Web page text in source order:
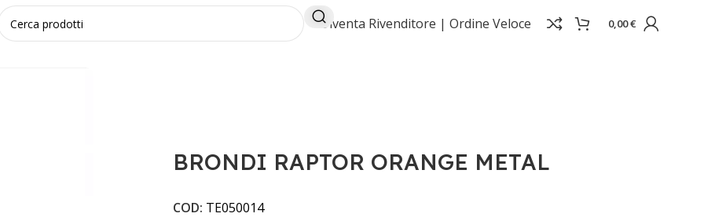
Diventa Rivenditore | Ordine Veloce 0,00€
BRONDI RAPTOR ORANGE METAL
COD: TE050014